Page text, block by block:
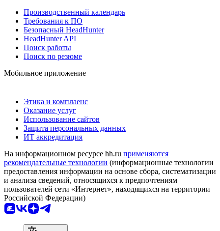
Производственный календарь
Требования к ПО
Безопасный HeadHunter
HeadHunter API
Поиск работы
Поиск по резюме
Мобильное приложение
Этика и комплаенс
Оказание услуг
Использование сайтов
Защита персональных данных
ИТ аккредитация
На информационном ресурсе hh.ru применяются
рекомендательные технологии (информационные технологии
предоставления информации на основе сбора, систематизации
и анализа сведений, относящихся к предпочтениям
пользователей сети «Интернет», находящихся на территории
Российской Федерации)